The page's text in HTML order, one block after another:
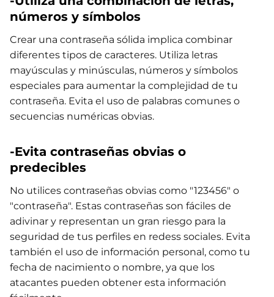
números y símbolos
Crear una contraseña sólida implica combinar
diferentes tipos de caracteres. Utiliza letras
mayúsculas y minúsculas, números y símbolos
especiales para aumentar la complejidad de tu
contraseña. Evita el uso de palabras comunes o
secuencias numéricas obvias.
-Evita contraseñas obvias o
predecibles
No utilices contraseñas obvias como "123456" o
"contraseña". Estas contraseñas son fáciles de
adivinar y representan un gran riesgo para la
seguridad de tus perfiles en redess sociales. Evita
también el uso de información personal, como tu
fecha de nacimiento o nombre, ya que los
atacantes pueden obtener esta información